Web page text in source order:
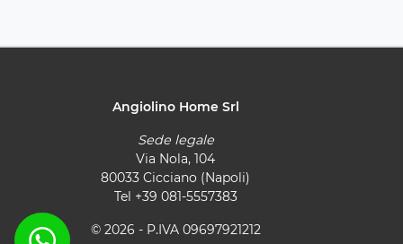
Angiolino Home Srl
Sede legale
Via Nola, 104
80033 Cicciano (Napoli)
Tel +39 081-5557383
© 2026 - P.IVA 09697921212